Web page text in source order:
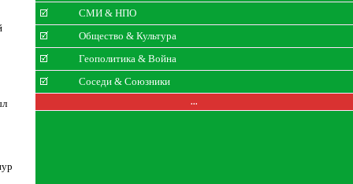
СМИ & НПО
Общество & Культура
Геополитика & Война
Соседи & Союзники
...